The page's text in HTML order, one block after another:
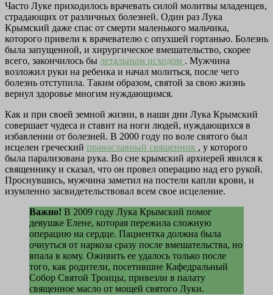
Часто Луке приходилось врачевать силой молитвы младенцев,
страдающих от различных болезней. Один раз Лука
Крымский даже спас от смерти маленького мальчика,
которого привели к врачевателю с опухшей гортанью. Болезнь
была запущенной, и хирургическое вмешательство, скорее
всего, закончилось бы летальным исходом . Мужчина
возложил руки на ребенка и начал молиться, после чего
болезнь отступила. Таким образом, святой за свою жизнь
вернул здоровье многим нуждающимся.
Как и при своей земной жизни, в наши дни Лука Крымский
совершает чудеса и ставит на ноги людей, нуждающихся в
избавлении от болезней. В 2000 году по воле святого был
исцелен греческий православный священник , у которого
была парализована рука. Во сне крымский архиерей явился к
священнику и сказал, что он провел операцию над его рукой.
Проснувшись, мужчина заметил на постели капли крови, и
изумленно засвидетельствовал всем свое исцеление.
Важно! В 2009 году Лука Крымский помог
девушке Елене, которая пережила сложную
операцию на сердце. Пациентка должна была
очнуться от наркоза сразу после вмешательства, но
впала в кому. Оживить ее удалось только после
того, как родители, посетившие Кафедральный
Собор Святой Троицы, привезли в палату
священное масло от мощей святого Луки.